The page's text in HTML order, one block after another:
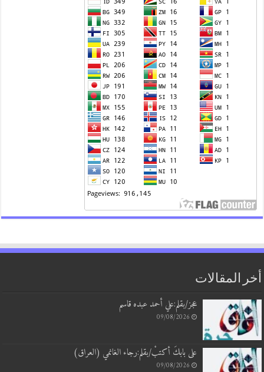
المقالات
عجز/بقلم:علي أحمد عبده قاسم
09/08/2026
على بابكَ أكتبْ/بقلم:رجاء الغانمي (العراق)
09/08/2026